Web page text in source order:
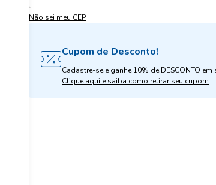
Não sei meu CEP
Cupom de Desconto!
Cadastre-se e ganhe 10% de DESCONTO
Clique aqui e saiba como retirar seu cupom